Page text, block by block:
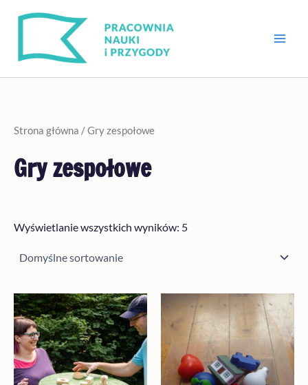
treści
Strona główna / Gry zespołowe
Gry zespołowe
Wyświetlanie wszystkich wyników: 5